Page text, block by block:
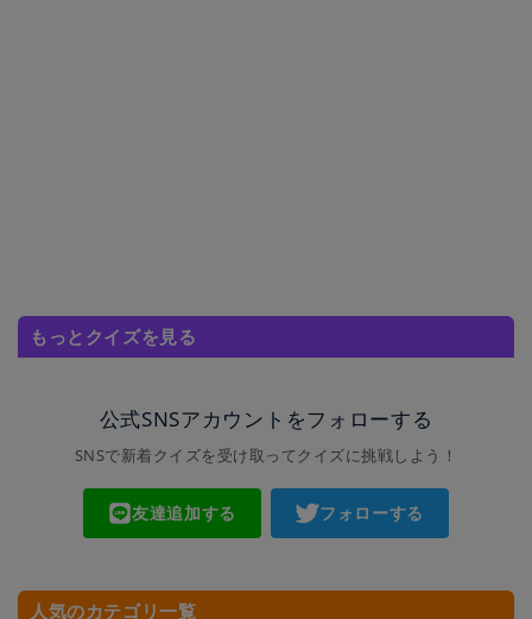
もっとクイズを見る
公式SNSアカウントをフォローする
SNSで新着クイズを受け取ってクイズに挑戦しよう！
友達追加する フォローする
人気のカテゴリ一覧